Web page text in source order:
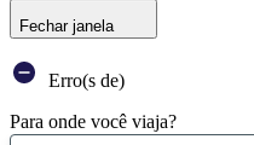
Fechar janela
Erro(s de)
Para onde você viaja?